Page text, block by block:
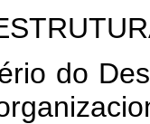
do